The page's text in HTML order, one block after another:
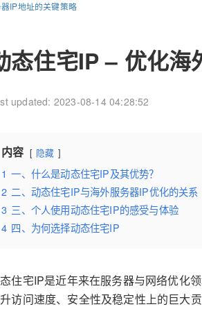
IP地址的关键策略
态住宅IP – 优化
updated: 2023-08-14 04:28:52
内容 隐藏
1 一、什么是动态住宅IP及其优势？
2 二、动态住宅IP与海外服务器IP优化的关系
3 三、个人使用动态住宅IP的感受与体验
4 四、为何选择动态住宅IP
住宅IP是近年来在服务器与网络优化
访问速度、安全性及稳定性上的巨大